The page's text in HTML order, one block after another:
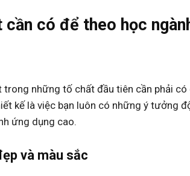
cần có để theo học
trong những tố chất đầu tiên cần phải
kế là việc bạn luôn có những ý tưởng
ứng dụng cao.
và màu sắc